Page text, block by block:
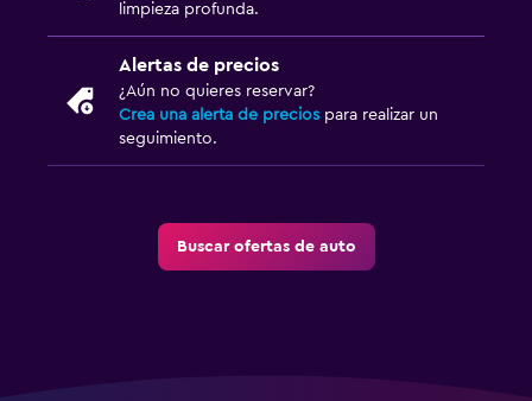
limpieza profunda.
Alertas de precios
¿Aún no quieres reservar?
Crea una alerta de precios para realizar un
seguimiento.
Buscar ofertas de auto